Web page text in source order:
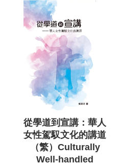
從學道到宣講：華人
女性駕馭文化的講道
（繁）Culturally
Well-handled